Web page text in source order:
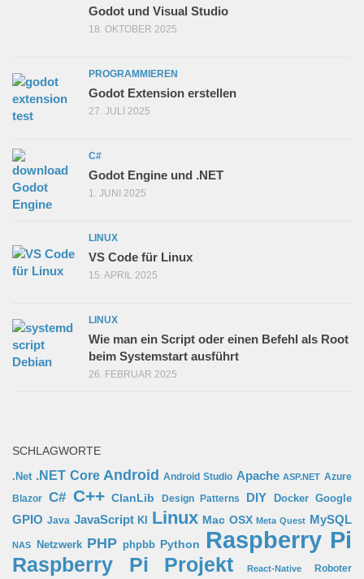
Godot und Visual Studio
18. OKTOBER 2025
PROGRAMMIEREN
Godot Extension erstellen
27. JULI 2025
C#
Godot Engine und .NET
1. JUNI 2025
LINUX
VS Code für Linux
15. APRIL 2025
LINUX
Wie man ein Script oder einen Befehl als Root
beim Systemstart ausführt
26. FEBRUAR 2025
SCHLAGWORTE
.Net .NET Core Android Android Studio Apache ASP.NET Azure
Blazor C# C++ ClanLib Design Patterns DIY Docker Google
GPIO Java JavaScript KI Linux Mac OSX Meta Quest MySQL
NAS Netzwerk PHP phpbb Python Raspberry Pi
Raspberry Pi Projekt React-Native Roboter